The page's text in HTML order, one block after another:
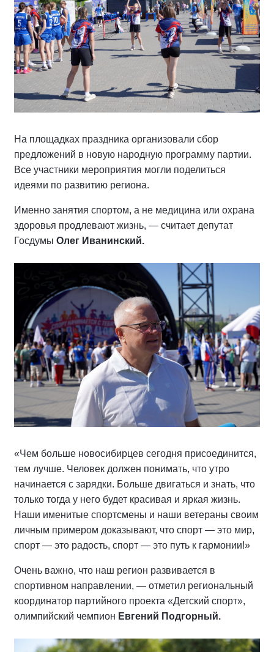
На площадках праздника организовали сбор
предложений в новую народную программу партии.
Все участники мероприятия могли поделиться
идеями по развитию региона.
Именно занятия спортом, а не медицина или охрана
здоровья продлевают жизнь, — считает депутат
Госдумы Олег Иванинский.
«Чем больше новосибирцев сегодня присоединится,
тем лучше. Человек должен понимать, что утро
начинается с зарядки. Больше двигаться и знать, что
только тогда у него будет красивая и яркая жизнь.
Наши именитые спортсмены и наши ветераны своим
личным примером доказывают, что спорт — это мир,
спорт — это радость, спорт — это путь к гармонии!»
Очень важно, что наш регион развивается в
спортивном направлении, — отметил региональный
координатор партийного проекта «Детский спорт»,
олимпийский чемпион Евгений Подгорный.